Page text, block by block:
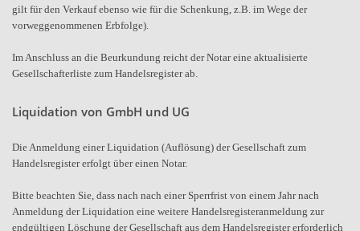
gilt für den Verkauf ebenso wie für die Schenkung, z.B. im Wege der
vorweggenommenen Erbfolge).
Im Anschluss an die Beurkundung reicht der Notar eine aktualisierte
Gesellschafterliste zum Handelsregister ab.
Liquidation von GmbH und UG
Die Anmeldung einer Liquidation (Auflösung) der Gesellschaft zum
Handelsregister erfolgt über einen Notar.
Bitte beachten Sie, dass nach nach einer Sperrfrist von einem Jahr nach
Anmeldung der Liquidation eine weitere Handelsregisteranmeldung zur
endgültigen Löschung der Gesellschaft aus dem Handelsregister erforderlich